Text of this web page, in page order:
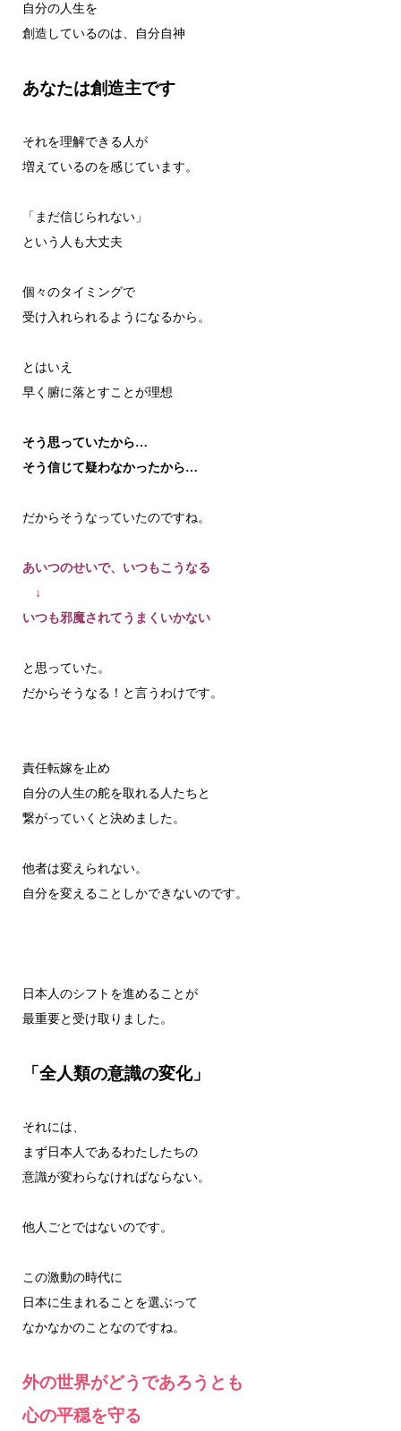
自分の人生を
創造しているのは、自分自神
あなたは創造主です
それを理解できる人が
増えているのを感じています。
「まだ信じられない」
という人も大丈夫
個々のタイミングで
受け入れられるようになるから。
とはいえ
早く腑に落とすことが理想
そう思っていたから…
そう信じて疑わなかったから…
だからそうなっていたのですね。
あいつのせいで、いつもこうなる
↓
いつも邪魔されてうまくいかない
と思っていた。
だからそうなる！と言うわけです。
責任転嫁を止め
自分の人生の舵を取れる人たちと
繋がっていくと決めました。
他者は変えられない。
自分を変えることしかできないのです。
日本人のシフトを進めることが
最重要と受け取りました。
「全人類の意識の変化」
それには、
まず日本人であるわたしたちの
意識が変わらなければならない。
他人ごとではないのです。
この激動の時代に
日本に生まれることを選ぶって
なかなかのことなのですね。
外の世界がどうであろうとも
心の平穏を守る